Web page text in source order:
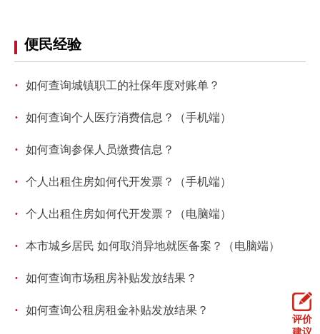
DEUTSCH FRANÇAIS РУССКИЙ ЯЗЫК
便民经验
· 如何查询城镇职工的社保年度对账单？
· 如何查询个人医疗消费信息？（手机端）
· 如何查询参保人员缴费信息？
· 个人出租住房如何代开发票？（手机端）
· 个人出租住房如何代开发票？（电脑端）
· 本市城乡居民 如何取消异地就医备案？（电脑端）
· 如何查询市场租房补贴发放结果？
· 如何查询公租房租金补贴发放结果？
评价